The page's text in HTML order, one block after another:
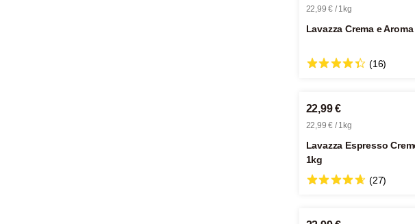
22,99 € / 1kg
Lavazza Crema e
(16)
22,99 €
22,99 € / 1kg
Lavazza Espresso
1kg
(27)